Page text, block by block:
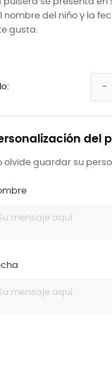
nombre del niño y la
gusta.
del
olvide guardar su